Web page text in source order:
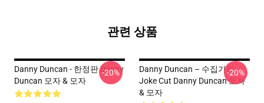
관련 상품
Danny Duncan - 한정판 Danny
Duncan 모자 & 모자
-20%
Danny Duncan – 수집가의
Joke Cut Danny Duncan 모자
& 모자
-20%